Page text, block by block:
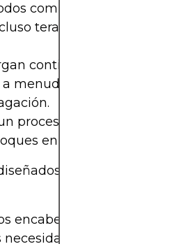
completos deben
terabytes de datos de
continuamente nuevos
menudo suben esta
procesamiento intensivo
en tiempo real.
para entornos con
encabezados de bloque, lo
de